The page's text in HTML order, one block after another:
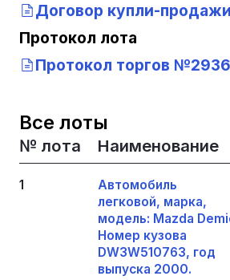
Договор купли-
Протокол лота
Протокол торгов
Все лоты
№ лота Наименование
1
Автомобиль
легковой, марка,
модель: Mazda
Номер кузова
DW3W510763, год
выпуска 2000.